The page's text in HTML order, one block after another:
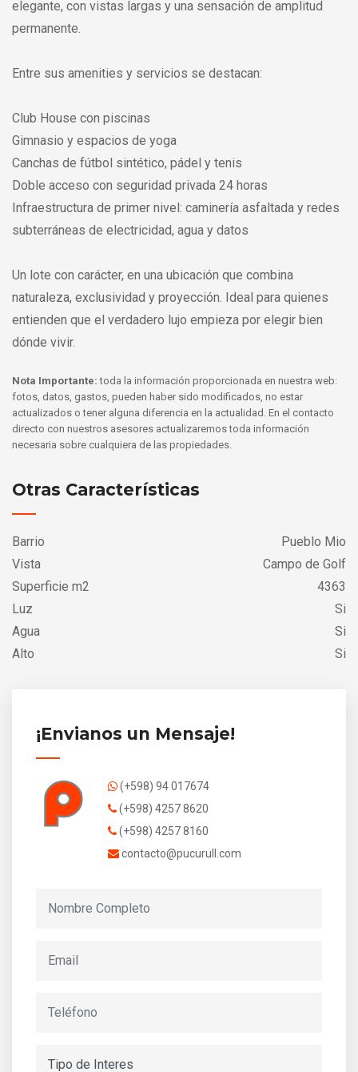
elegante, con vistas largas y una sensación de amplitud
permanente.
Entre sus amenities y servicios se destacan:
Club House con piscinas
Gimnasio y espacios de yoga
Canchas de fútbol sintético, pádel y tenis
Doble acceso con seguridad privada 24 horas
Infraestructura de primer nivel: caminería asfaltada y redes
subterráneas de electricidad, agua y datos
Un lote con carácter, en una ubicación que combina
naturaleza, exclusividad y proyección. Ideal para quienes
entienden que el verdadero lujo empieza por elegir bien
dónde vivir.
Nota Importante:toda la información proporcionada en nuestra web:
fotos, datos, gastos, pueden haber sido modificados, no estar
actualizados o tener alguna diferencia en la actualidad. En el contacto
directo con nuestros asesores actualizaremos toda información
necesaria sobre cualquiera de las propiedades.
Otras Características
Barrio
Pueblo Mio
Vista
Campo de Golf
Superficie m2
4363
Luz
Si
Agua
Si
Alto
Si
¡Envianos un Mensaje!
(+598) 94 017674
(+598) 4257 8620
(+598) 4257 8160
contacto@pucurull.com